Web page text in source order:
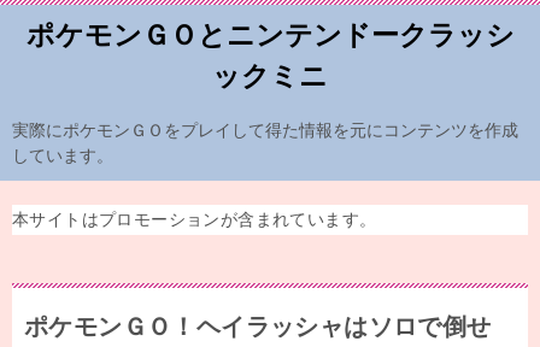
ポケモンＧＯとニンテンドークラッシ
ックミニ
実際にポケモンＧＯをプレイして得た情報を元にコンテンツを作成
しています。
本サイトはプロモーションが含まれています。
ポケモンＧＯ！ヘイラッシャはソロで倒せ